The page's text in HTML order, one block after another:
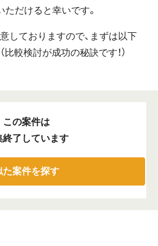
ただけると幸いです。
しておりますので、まずは以下
較検討が成功の秘訣です！）
この案件は
終了しています
た案件を探す